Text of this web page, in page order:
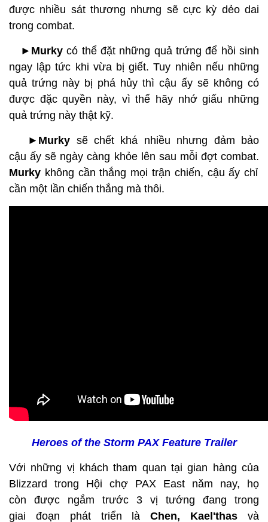
được nhiều sát thương nhưng sẽ cực kỳ dẻo dai
trong combat.
►Murkycó thể đặt những quả trứng để hồi sinh
ngay lập tức khi vừa bị giết. Tuy nhiên nếu những
quả trứng này bị phá hủy thì cậu ấy sẽ không có
được đặc quyền này, vì thế hãy nhớ giấu những
quả trứng này thật kỹ.
►Murky sẽ chết khá nhiều nhưng đảm bảo
cậu ấy sẽ ngày càng khỏe lên sau mỗi đợt combat.
Murky không cần thắng mọi trận chiến, cậu ấy chỉ
cần một lần chiến thắng mà thôi.
Heroes of the Storm PAX Feature Trailer
Với những vị khách tham quan tại gian hàng của
Blizzard trong Hội chợ PAX East năm nay, họ
còn được ngắm trước 3 vị tướng đang trong
giai đoạn phát triển làChen, Kael'thas và